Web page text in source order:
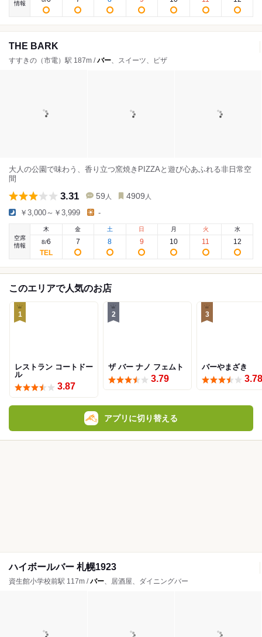
情報
THE BARK
すすきの（市電）駅 187m /バー、スイーツ、ピザ
大人の公園で味わう、香り立つ窯焼きPIZZAと遊び心あふれる非日常空
間
3.31 59 人 4909 人
￥3,000～￥3,999 -
空席
情報
木
8/6
金
7
土
8
日
9
月
10
火
11
水
12
このエリアで人気のお店
1
レストラン コートドー
ル
3.87
2
ザ バー ナノ フェムト
3.79
3
バーやまざき
3.78
アプリに切り替える
ハイボールバー 札幌1923
資生館小学校前駅 117m /バー、居酒屋、ダイニングバー